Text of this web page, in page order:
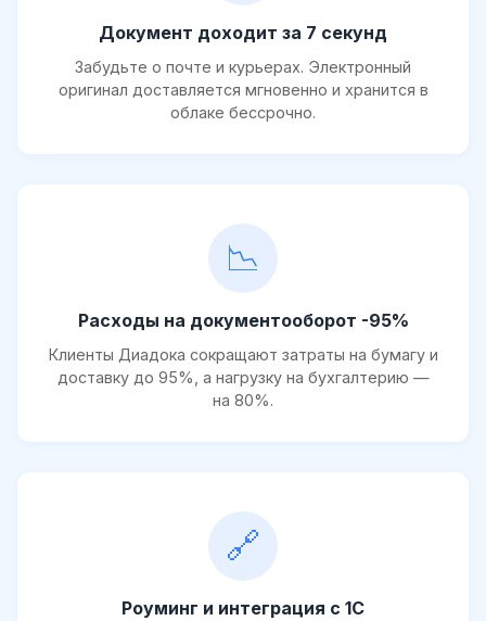
Документ доходит за 7 секунд
Забудьте о почте и курьерах. Электронный
оригинал доставляется мгновенно и хранится в
облаке бессрочно.
📉
Расходы на документооборот -95%
Клиенты Диадока сокращают затраты на бумагу и
доставку до 95%, а нагрузку на бухгалтерию —
на 80%.
🔗
Роуминг и интеграция с 1С